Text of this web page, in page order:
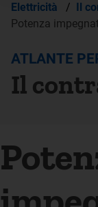
Elettricità
/ Il
Potenza
ATLANTE
Il